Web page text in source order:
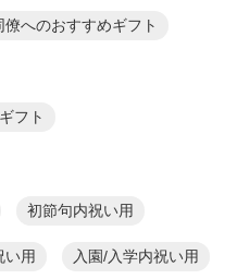
僚へのおすすめギフト
フト
初節句内祝い用
い用 入園/入学内祝い用